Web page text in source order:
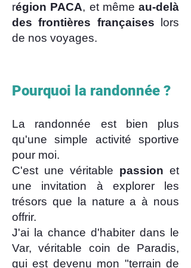
région PACA, et même au-delà
des frontières françaises lors
de nos voyages.
Pourquoi la randonnée ?​
La randonnée est bien plus
qu'une simple activité sportive
pour moi.
C'est une véritable passion et
une invitation à explorer les
trésors que la nature a à nous
offrir.
J'ai la chance d'habiter dans le
Var, véritable coin de Paradis,
qui est devenu mon "terrain de